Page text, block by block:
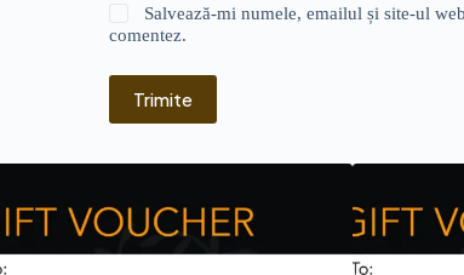
Salvează-mi numele, emailul și site-ul
comentez.
Trimite